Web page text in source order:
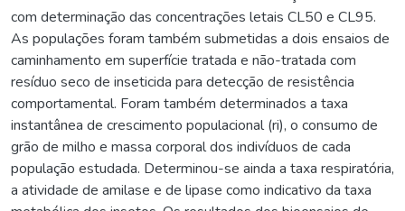
com determinação das concentrações letais CL50 e CL95.
As populações foram também submetidas a dois ensaios de
caminhamento em superfície tratada e não-tratada com
resíduo seco de inseticida para detecção de resistência
comportamental. Foram também determinados a taxa
instantânea de crescimento populacional (ri), o consumo de
grão de milho e massa corporal dos indivíduos de cada
população estudada. Determinou-se ainda a taxa respiratória,
a atividade de amilase e de lipase como indicativo da taxa